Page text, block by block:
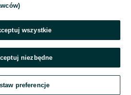
wszystkie
niezbędne
preferencje